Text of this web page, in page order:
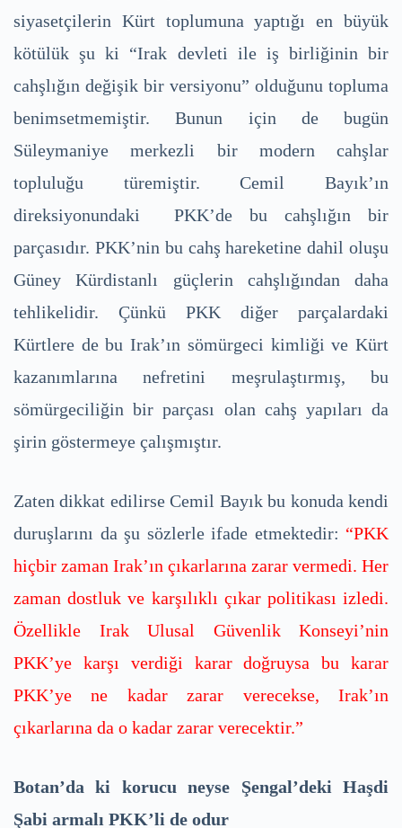
siyasetçilerin Kürt toplumuna yaptığı en büyük
kötülük şu ki “Irak devleti ile iş birliğinin bir
cahşlığın değişik bir versiyonu” olduğunu topluma
benimsetmemiştir. Bunun için de bugün
Süleymaniye merkezli bir modern cahşlar
topluluğu türemiştir. Cemil Bayık’ın
direksiyonundaki PKK’de bu cahşlığın bir
parçasıdır. PKK’nin bu cahş hareketine dahil oluşu
Güney Kürdistanlı güçlerin cahşlığından daha
tehlikelidir. Çünkü PKK diğer parçalardaki
Kürtlere de bu Irak’ın sömürgeci kimliği ve Kürt
kazanımlarına nefretini meşrulaştırmış, bu
sömürgeciliğin bir parçası olan cahş yapıları da
şirin göstermeye çalışmıştır.
Zaten dikkat edilirse Cemil Bayık bu konuda kendi
duruşlarını da şu sözlerle ifade etmektedir: “PKK
hiçbir zaman Irak’ın çıkarlarına zarar vermedi. Her
zaman dostluk ve karşılıklı çıkar politikası izledi.
Özellikle Irak Ulusal Güvenlik Konseyi’nin
PKK’ye karşı verdiği karar doğruysa bu karar
PKK’ye ne kadar zarar verecekse, Irak’ın
çıkarlarına da o kadar zarar verecektir.”
Botan’da ki korucu neyse Şengal’deki Haşdi
Şabi armalı PKK’li de odur